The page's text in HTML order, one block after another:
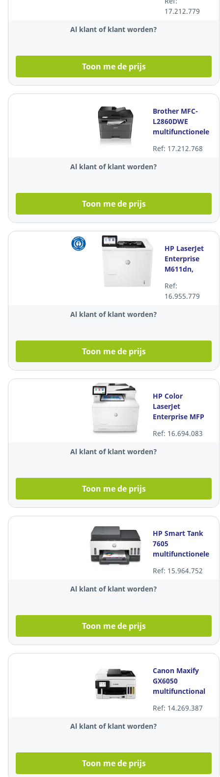
17.212.779
Al klant of klant worden?
Toon me de prijs
Brother MFC-
L2860DWE
multifunctionele
Ref: 17.212.768
Al klant of klant worden?
Toon me de prijs
HP LaserJet
Enterprise
M611dn,
dubbelzijdig
afdrukken
Ref:
16.955.779
Al klant of klant worden?
Toon me de prijs
HP Color
LaserJet
Enterprise MFP
laserprinter
Ref: 16.694.083
Al klant of klant worden?
Toon me de prijs
HP Smart Tank
7605
multifunctionele
Ref: 15.964.752
Al klant of klant worden?
Toon me de prijs
Canon Maxify
GX6050
multifunctional
inktjetprinter
Ref: 14.269.387
Al klant of klant worden?
Toon me de prijs